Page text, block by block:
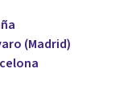
(Madrid)